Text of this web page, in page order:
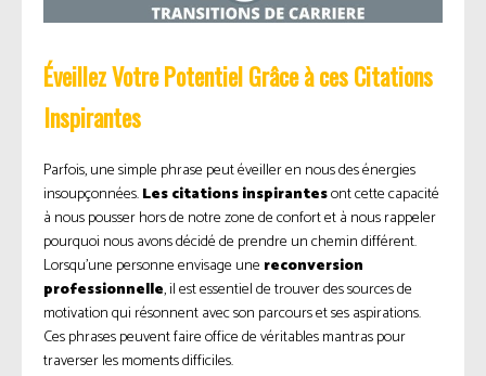
Éveillez Votre Potentiel Grâce à ces Citations
Inspirantes
Parfois, une simple phrase peut éveiller en nous des énergies
insoupçonnées.Les citations inspirantesont cette capacité
à nous pousser hors de notre zone de confort et à nous rappeler
pourquoi nous avons décidé de prendre un chemin différent.
Lorsqu’une personne envisage une reconversion
professionnelle, il est essentiel de trouver des sources de
motivation qui résonnent avec son parcours et ses aspirations.
Ces phrases peuvent faire office de véritables mantras pour
traverser les moments difficiles.